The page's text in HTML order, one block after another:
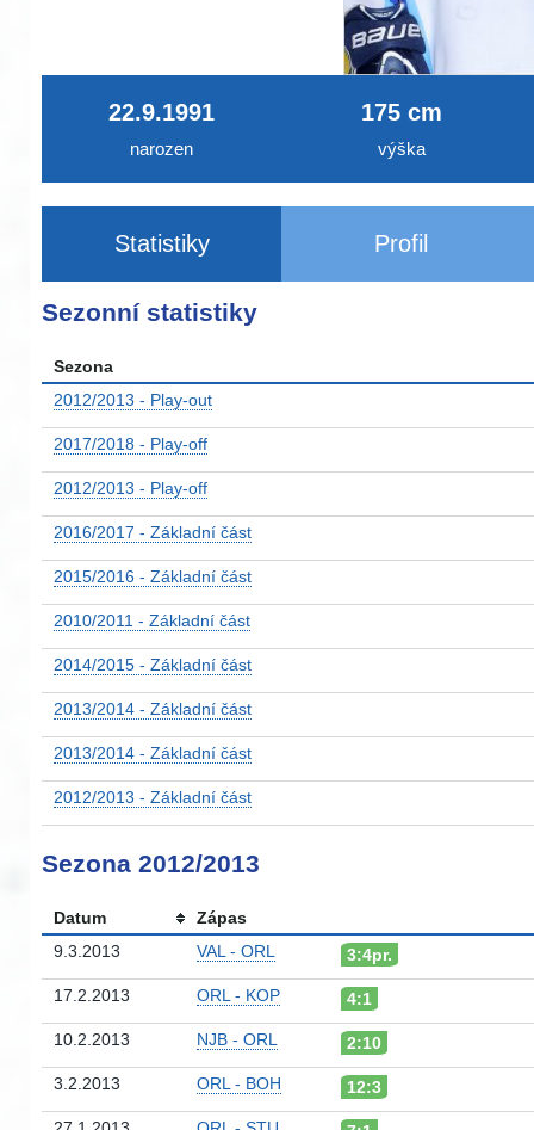
22.9.1991
narozen
175 cm
výška
Statistiky Profil
Sezonní statistiky
Sezona
2012/2013 - Play-out
2017/2018 - Play-off
2012/2013 - Play-off
2016/2017 - Základní část
2015/2016 - Základní část
2010/2011 - Základní část
2014/2015 - Základní část
2013/2014 - Základní část
2013/2014 - Základní část
2012/2013 - Základní část
Sezona 2012/2013
Datum
Zápas
9.3.2013
VAL - ORL 3:4pr.
17.2.2013 ORL - KOP 4:1
10.2.2013 NJB - ORL 2:10
3.2.2013 ORL - BOH 12:3